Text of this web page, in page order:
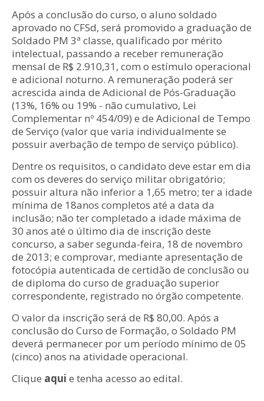
Após a conclusão do curso, o aluno soldado
aprovado no CFSd, será promovido a graduação de
Soldado PM 3ª classe, qualificado por mérito
intelectual, passando a receber remuneração
mensal de R$ 2.910,31, com o estímulo operacional
e adicional noturno. A remuneração poderá ser
acrescida ainda de Adicional de Pós-Graduação
(13%, 16% ou 19% - não cumulativo, Lei
Complementar nº 454/09) e de Adicional de Tempo
de Serviço (valor que varia individualmente se
possuir averbação de tempo de serviço público).
Dentre os requisitos, o candidato deve estar em dia
com os deveres do serviço militar obrigatório;
possuir altura não inferior a 1,65 metro; ter a idade
mínima de 18anos completos até a data da
inclusão; não ter completado a idade máxima de
30 anos até o último dia de inscrição deste
concurso, a saber segunda-feira, 18 de novembro
de 2013; e comprovar, mediante apresentação de
fotocópia autenticada de certidão de conclusão ou
de diploma do curso de graduação superior
correspondente, registrado no órgão competente.
O valor da inscrição será de R$ 80,00. Após a
conclusão do Curso de Formação, o Soldado PM
deverá permanecer por um período mínimo de 05
(cinco) anos na atividade operacional.
Clique aqui e tenha acesso ao edital.